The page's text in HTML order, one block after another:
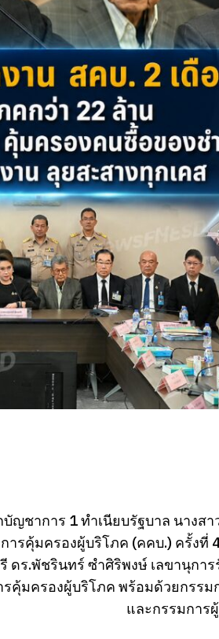
ญชาการ 1 ทำเนียบรัฐบาล นางส
รคุ้มครองผู้บริโภค (คคบ.) ครั้งที่
ร.พัชรินทร์ ซำศิริพงษ์ เลขานุกา
มครองผู้บริโภค พร้อมด้วยกรร
และกรรมการ